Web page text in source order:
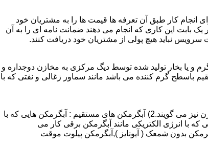
انجام کار طبق آن تعرفه ها قیمت ها را به مشتریان خود
یک بابت این کاری که انجام می دهند ضمانت نامه ای را به آن
نباید هیچ پولی از مشتریان خود دریافت کنند.
یا بخار تولید شده توسط دیگ مرکزی به مخازن دوجداره و
گرم کننده می باشد مانند سماور زغالی و نفتی که با
انواع آبگرمکن و تعمیر آبگرمکن عبارتند از : 1) آبگرمکن های گاز سوز : آب گرمکن های آنی دیواری,آبگرمکن های مخزن دار,آبگرمکن های بدون مخزن نیز می گویند.2) آبگرمکن های مستقیم : آبگرمکن هایی که با
با انرژی الکتریکی مانند آبگرمکن برقی کار می
شمعک دار ( ترموکوپلی ) | آبگرمکن بدون شمعک ( آیونایز ),آبگرمکن پیلوت موقت